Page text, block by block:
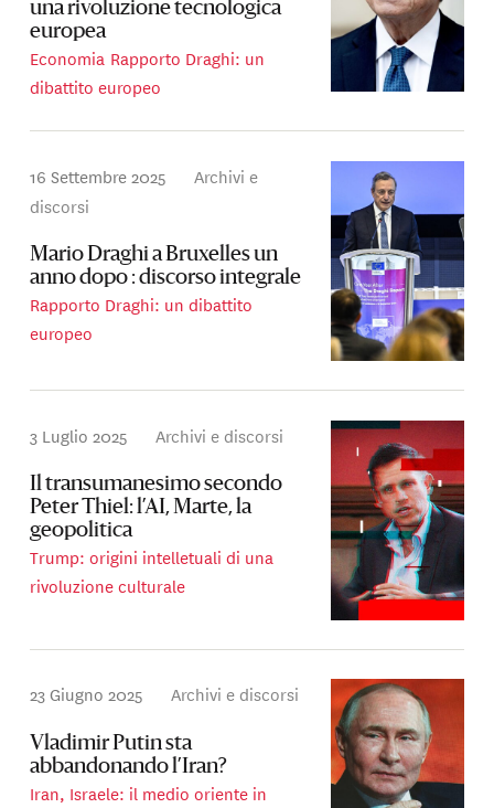
una rivoluzione tecnologica
europea
Economia Rapporto Draghi: un
dibattito europeo
16 Settembre 2025
Archivi e
discorsi
Mario Draghi a Bruxelles un
anno dopo : discorso integrale
Rapporto Draghi: un dibattito
europeo
3 Luglio 2025 Archivi e discorsi
Il transumanesimo secondo
Peter Thiel: l’AI, Marte, la
geopolitica
Trump: origini intelletuali di una
rivoluzione culturale
23 Giugno 2025 Archivi e discorsi
Vladimir Putin sta
abbandonando l’Iran?
Iran, Israele: il medio oriente in